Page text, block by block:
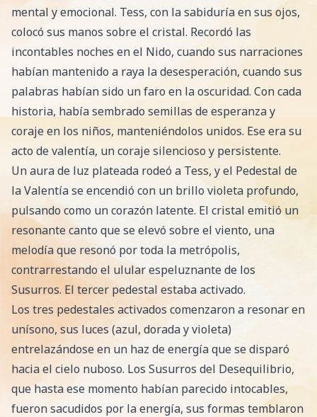
mental y emocional. Tess, con la sabiduría en sus ojos,
colocó sus manos sobre el cristal. Recordó las
incontables noches en el Nido, cuando sus narraciones
habían mantenido a raya la desesperación, cuando sus
palabras habían sido un faro en la oscuridad. Con cada
historia, había sembrado semillas de esperanza y
coraje en los niños, manteniéndolos unidos. Ese era su
acto de valentía, un coraje silencioso y persistente.
Un aura de luz plateada rodeó a Tess, y el Pedestal de
la Valentía se encendió con un brillo violeta profundo,
pulsando como un corazón latente. El cristal emitió un
resonante canto que se elevó sobre el viento, una
melodía que resonó por toda la metrópolis,
contrarrestando el ulular espeluznante de los
Susurros. El tercer pedestal estaba activado.
Los tres pedestales activados comenzaron a resonar en
unísono, sus luces (azul, dorada y violeta)
entrelazándose en un haz de energía que se disparó
hacia el cielo nuboso. Los Susurros del Desequilibrio,
que hasta ese momento habían parecido intocables,
fueron sacudidos por la energía, sus formas temblaron